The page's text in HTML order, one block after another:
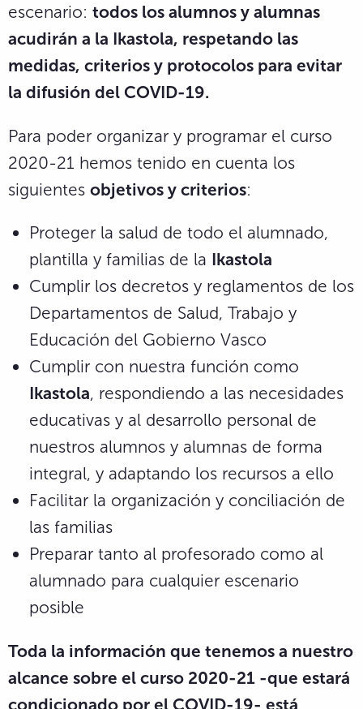
escenario: todos los alumnos y alumnas
acudirán a la Ikastola, respetando las
medidas, criterios y protocolos para evitar
la difusión del COVID-19.
Para poder organizar y programar el curso
2020-21 hemos tenido en cuenta los
siguientes objetivos y criterios:
Proteger la salud de todo el alumnado,
plantilla y familias de la Ikastola
Cumplir los decretos y reglamentos de los
Departamentos de Salud, Trabajo y
Educación del Gobierno Vasco
Cumplir con nuestra función como
Ikastola, respondiendo a las necesidades
educativas y al desarrollo personal de
nuestros alumnos y alumnas de forma
integral, y adaptando los recursos a ello
Facilitar la organización y conciliación de
las familias
Preparar tanto al profesorado como al
alumnado para cualquier escenario
posible
Toda la información que tenemos a nuestro
alcance sobre el curso 2020-21 -que estará
condicionado por el COVID-19- está